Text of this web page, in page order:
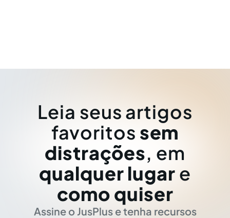
Leia seus artigos
favoritos sem
distrações, em
qualquer lugar e
como quiser
Assine o JusPlus e tenha recursos